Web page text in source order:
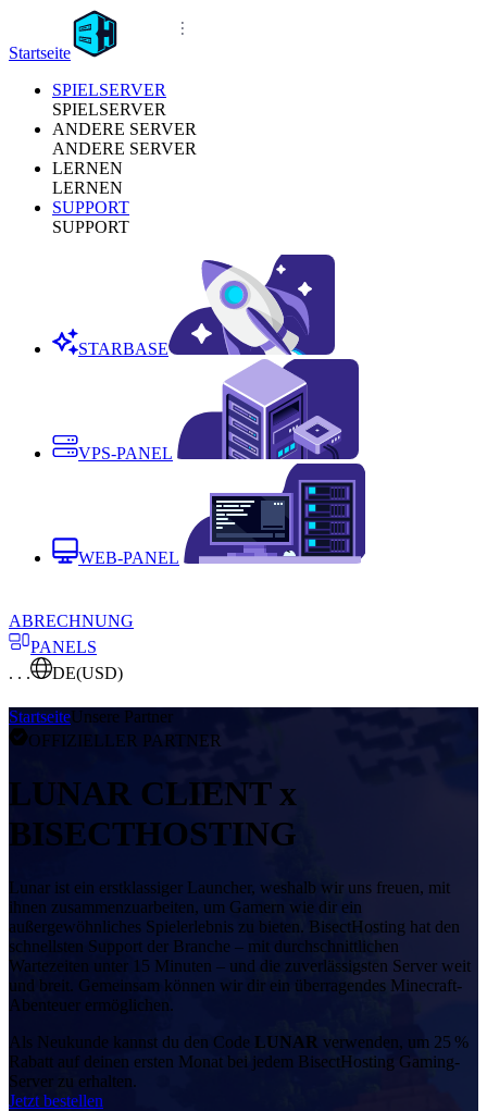
Startseite
SPIELSERVER
SPIELSERVER
ANDERE SERVER
ANDERE SERVER
LERNEN
LERNEN
SUPPORT
SUPPORT
STARBASE
VPS-PANEL
WEB-PANEL
ABRECHNUNG
PANELS
. . .
DE(USD)
StartseiteUnsere Partner
OFFIZIELLER PARTNER
LUNAR CLIENT x
BISECTHOSTING
Lunar ist ein erstklassiger Launcher, weshalb wir uns freuen, mit
ihnen zusammenzuarbeiten, um Gamern wie dir ein
außergewöhnliches Spielerlebnis zu bieten. BisectHosting hat den
schnellsten Support der Branche – mit durchschnittlichen
Wartezeiten unter 15 Minuten – und die zuverlässigsten Server weit
und breit. Gemeinsam können wir dir ein überragendes Minecraft-
Abenteuer ermöglichen.
Als Neukunde kannst du den Code LUNAR verwenden, um 25 %
Rabatt auf deinen ersten Monat bei jedem BisectHosting Gaming-
Server zu erhalten.
Jetzt bestellen